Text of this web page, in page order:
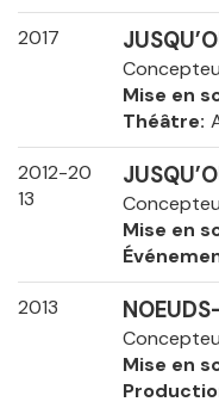
2017
Mise en
Théâtre
2012-20
13
Mise en
2013
Mise en